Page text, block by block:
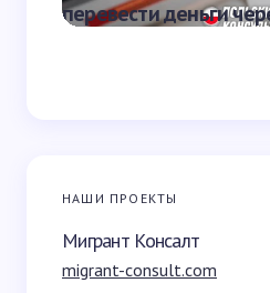
перевести деньги
НАШИ ПРОЕКТЫ
Мигрант Консалт
migrant-consult.com